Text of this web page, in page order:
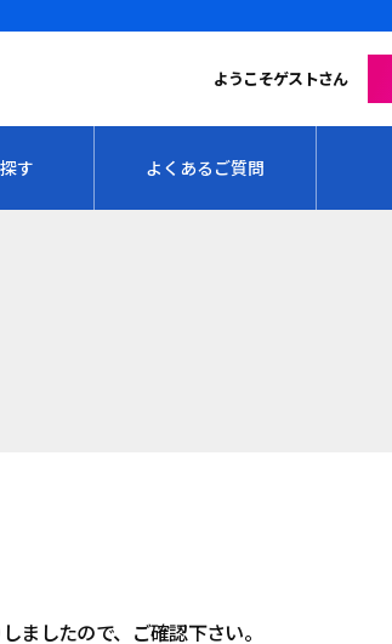
ようこそゲストさん
す よくあるご質問
ましたので、ご確認下さい。